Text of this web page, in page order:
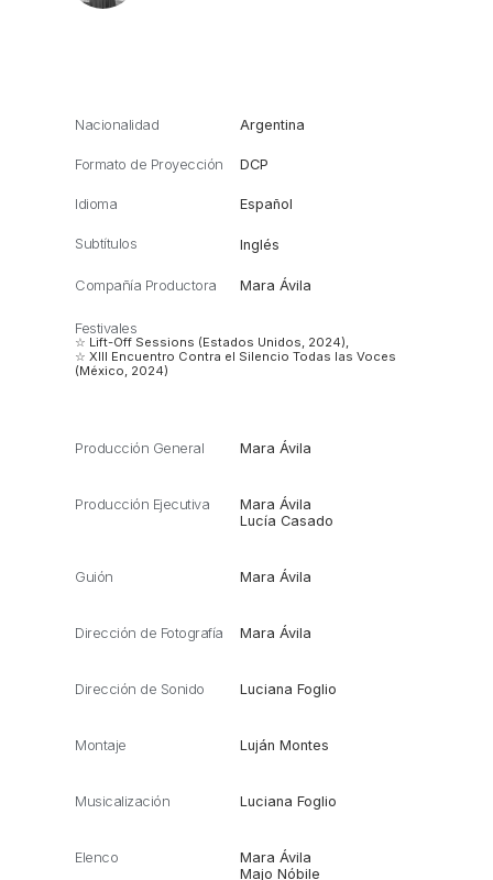
Nacionalidad Argentina
Formato de Proyección DCP
Idioma Español
Subtítulos Inglés
Compañía Productora Mara Ávila
Festivales
☆ Lift-Off Sessions (Estados Unidos, 2024),
☆ XIII Encuentro Contra el Silencio Todas las Voces
(México, 2024)
Producción General Mara Ávila
Producción Ejecutiva
Mara Ávila
Lucía Casado
Guión Mara Ávila
Dirección de Fotografía Mara Ávila
Dirección de Sonido Luciana Foglio
Montaje Luján Montes
Musicalización Luciana Foglio
Elenco
Mara Ávila
Majo Nóbile